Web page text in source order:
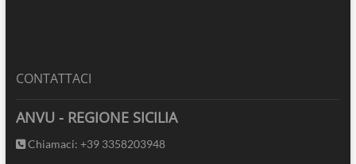
CONTATTACI
ANVU - REGIONE SICILIA
Chiamaci: +39 3358203948